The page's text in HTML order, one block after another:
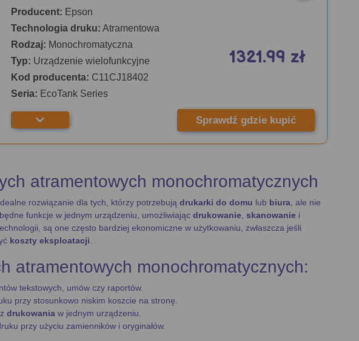
Producent: Epson
Technologia druku: Atramentowa
Rodzaj: Monochromatyczna
Typ: Urządzenie wielofunkcyjne
Kod producenta: C11CJ18402
Seria: EcoTank Series
1321.99 zł
Sprawdź gdzie kupić
atramentowych monochromatycznych
rozwiązanie dla tych, którzy potrzebują drukarki do domu lub biura , ale nie
funkcje w jednym urządzeniu, umożliwiając drukowanie skanowanie i
są one często bardziej ekonomiczne w użytkowaniu, zwłaszcza jeśli
koszty eksploatacji
atramentowych monochromatycznych:
tekstowych, umów czy raportów.
przy stosunkowo niskim koszcie na stronę.
drukowania w jednym urządzeniu.
przy użyciu zamienników i oryginałów.